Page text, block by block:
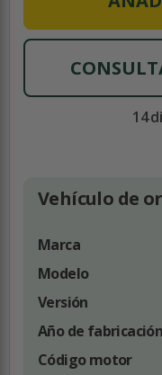
14
Vehículo de
Marca
Modelo
Versión
Año de fabricación
Código motor